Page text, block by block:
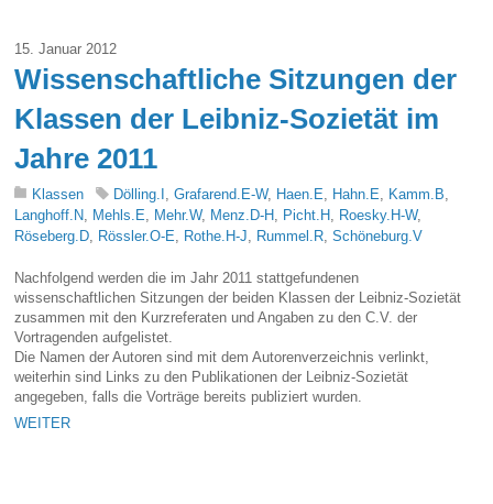
15. Januar 2012
Wissenschaftliche Sitzungen der
Klassen der Leibniz-Sozietät im
Jahre 2011
Klassen Dölling.I ,Grafarend.E-W, Haen.E Hahn.E Kamm.B
Langhoff.N
Mehls.E Mehr.W, Menz.D-H Picht.H Roesky.H-W,
Röseberg.D
Rössler.O-E Rothe.H-J Rummel.R ,Schöneburg.V
Nachfolgend werden die im Jahr 2011 stattgefundenen
wissenschaftlichen Sitzungen der beiden Klassen der Leibniz-Sozietät
zusammen mit den Kurzreferaten und Angaben zu den C.V. der
Vortragenden aufgelistet.
Die Namen der Autoren sind mit dem Autorenverzeichnis verlinkt,
weiterhin sind Links zu den Publikationen der Leibniz-Sozietät
angegeben, falls die Vorträge bereits publiziert wurden.
WEITER